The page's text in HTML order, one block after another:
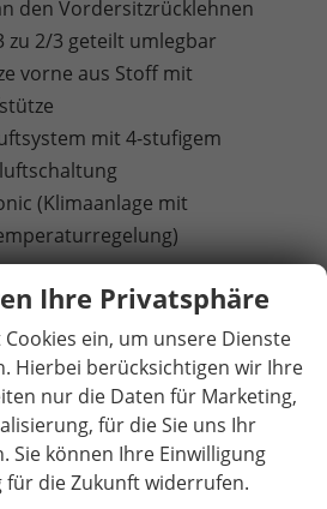
den Vordersitzrücklehnen
zu 2/3 geteilt umlegbar
vorne aus Stoff mit
mit 4-stufigem
(Klimaanlage mit
mit 8,25" Display [USB-C-
Schnittstelle mit
und Audio-
für die Aktivierung von
kostenloser Vertragslaufzeit
Ihre Privatsphäre
ein, um unsere Dienste
Hierbei berücksichtigen wir Ihre
nur die Daten für Marketing,
für die Sie uns Ihr
Sie können Ihre Einwilligung
die Zukunft widerrufen.